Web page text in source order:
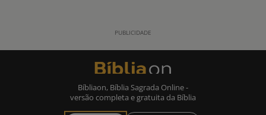
Bíbliaon, Bíblia Sagrada Online -
versão completa e gratuita da Bíblia